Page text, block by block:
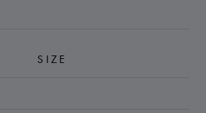
SIZE